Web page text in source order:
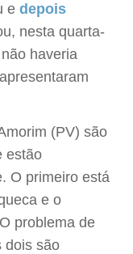
e depois
nesta quarta-
haveria
(PV) são
estão
O primeiro está
e o
problema de
dois são